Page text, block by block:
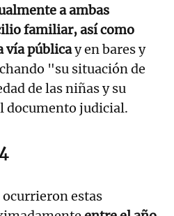
a ambas
familiar, así como
vía públicay en bares y
"su situación de
de las niñas y su
documento judicial.
ocurrieron estas